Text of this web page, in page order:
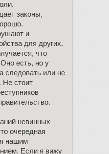
законы,
и
для других.
что
Оно есть, но у
следовать или не
Не стоит
невинных
очередная
нашим
Если я вижу